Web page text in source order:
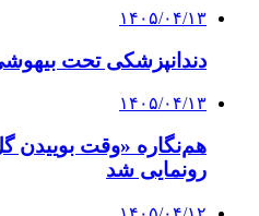
۱۴۰۵/۰۴/۱۳
دندانپزشکی تحت
۱۴۰۵/۰۴/۱۳
هم‌نگاره «وقت بوییدن
رونمایی شد